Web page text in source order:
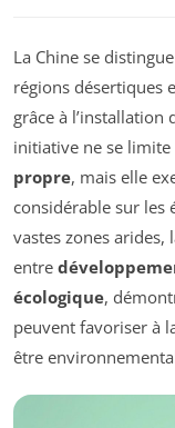
La Chine se
régions désertiques
grâce à l’installation
initiative ne se
propre, mais elle
considérable sur les
vastes zones
entre
écologique,
peuvent favoriser à
être